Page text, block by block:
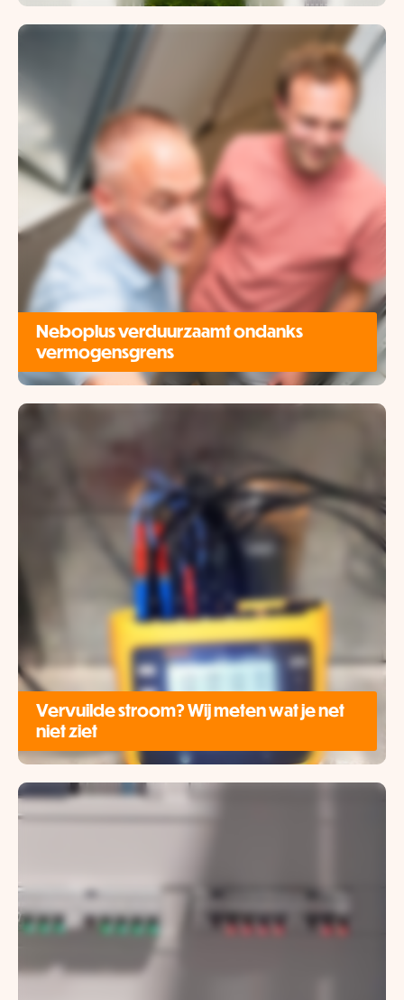
Neboplus verduurzaamt ondanks
vermogensgrens
Vervuilde stroom? Wij meten wat je net
niet ziet